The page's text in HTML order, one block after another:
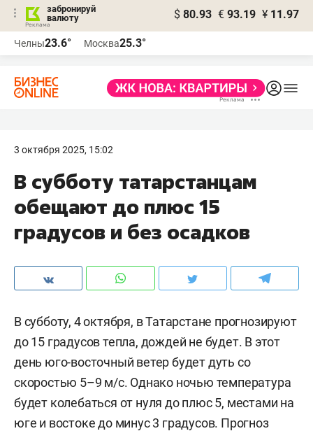
забронируй
валюту
$ 80.93 € 93.19 ¥ 11.97
Челны23.6° Москва25.3°
3 октября 2025, 15:02
В субботу татарстанцам
обещают до плюс 15
градусов и без осадков
В субботу, 4 октября, в Татарстане прогнозируют
до 15 градусов тепла, дождей не будет. В этот
день юго-восточный ветер будет дуть со
скоростью 5–9 м/с. Однако ночью температура
будет колебаться от нуля до плюс 5, местами на
юге и востоке до минус 3 градусов. Прогноз